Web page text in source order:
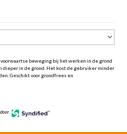
beweging bij het werken in de grond
dieper in de grond. Het kost de gebruiker minder
Geschikt voor grondfrees en